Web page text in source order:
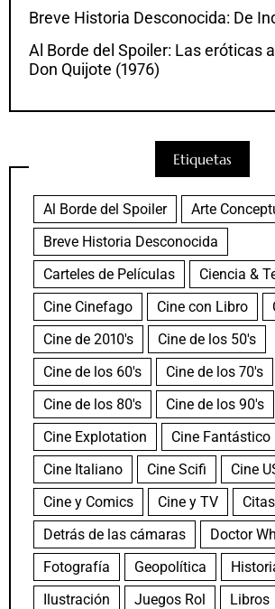
Breve Historia Desconocida: De
Al Borde del Spoiler: Las eróticas
Don Quijote (1976)
Etiquetas
Al Borde del Spoiler
Arte
Breve Historia Desconocida
Carteles de Películas
Ciencia &
Cine Cinefago
Cine con Libro
Cine de 2010's
Cine de los 50's
Cine de los 60's
Cine de los 70's
Cine de los 80's
Cine de los 90's
Cine Explotation
Cine Fantástico
Cine Italiano
Cine Scifi
Cine
Cine y Comics
Cine y TV Citas
Detrás de las cámaras
Doctor
Fotografía
Geopolítica
Ilustración
Juegos Rol Libros